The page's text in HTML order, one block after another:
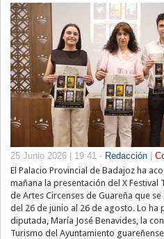
25 Junio 2026 | 19:41 - Redacción
El Palacio Provincial de Badajoz ha
mañana la presentación del X Festival
de Artes Circenses de Guareña que
del 26 de junio al 26 de agosto. Lo ha
diputada, María José Benavides, la
Turismo del Ayuntamiento